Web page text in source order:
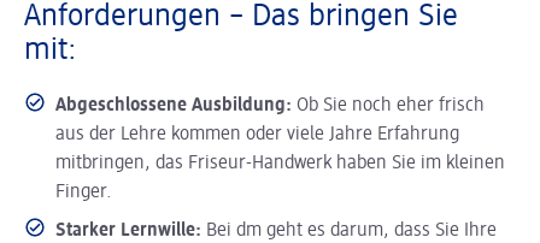
Anforderungen – Das bringen Sie
mit:
Abgeschlossene Ausbildung: Ob Sie noch eher frisch
aus der Lehre kommen oder viele Jahre Erfahrung
mitbringen, das Friseur-Handwerk haben Sie im kleinen
Finger.
Starker Lernwille: Bei dm geht es darum, dass Sie Ihre